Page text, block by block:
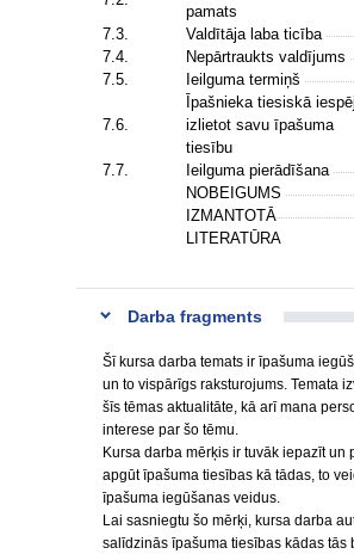
pamats
7.3.
Valdītāja laba ticība
7.4.
Nepārtraukts valdījums
7.5.
Ieilguma termiņš
7.6.
Īpašnieka tiesiskā
izlietot savu īpašuma
tiesību
7.7. Ieilguma pierādīšana
NOBEIGUMS
IZMANTOTĀ
LITERATŪRA
Darba fragments
Šī kursa darba temats ir īpašuma
un to vispārīgs raksturojums. Temata
šīs tēmas aktualitāte, kā arī mana
interese par šo tēmu.
Kursa darba mērķis ir tuvāk iepazīt un
apgūt īpašuma tiesības kā tādas, to
īpašuma iegūšanas veidus.
Lai sasniegtu šo mērķi, kursa darba
salīdzinās īpašuma tiesības kādas tās